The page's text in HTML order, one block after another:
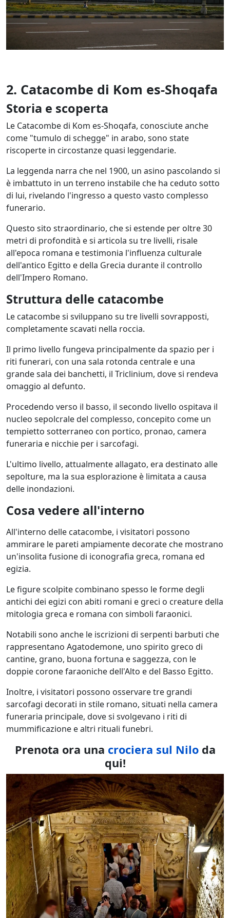
2. Catacombe di Kom es-Shoqafa
Storia e scoperta
Le Catacombe di Kom es-Shoqafa, conosciute anche
come "tumulo di schegge" in arabo, sono state
riscoperte in circostanze quasi leggendarie.
La leggenda narra che nel 1900, un asino pascolando si
è imbattuto in un terreno instabile che ha ceduto sotto
di lui, rivelando l'ingresso a questo vasto complesso
funerario.
Questo sito straordinario, che si estende per oltre 30
metri di profondità e si articola su tre livelli, risale
all'epoca romana e testimonia l'influenza culturale
dell'antico Egitto e della Grecia durante il controllo
dell'Impero Romano.
Struttura delle catacombe
Le catacombe si sviluppano su tre livelli sovrapposti,
completamente scavati nella roccia.
Il primo livello fungeva principalmente da spazio per i
riti funerari, con una sala rotonda centrale e una
grande sala dei banchetti, il Triclinium, dove si rendeva
omaggio al defunto.
Procedendo verso il basso, il secondo livello ospitava il
nucleo sepolcrale del complesso, concepito come un
tempietto sotterraneo con portico, pronao, camera
funeraria e nicchie per i sarcofagi.
L'ultimo livello, attualmente allagato, era destinato alle
sepolture, ma la sua esplorazione è limitata a causa
delle inondazioni.
Cosa vedere all'interno
All'interno delle catacombe, i visitatori possono
ammirare le pareti ampiamente decorate che mostrano
un'insolita fusione di iconografia greca, romana ed
egizia.
Le figure scolpite combinano spesso le forme degli
antichi dei egizi con abiti romani e greci o creature della
mitologia greca e romana con simboli faraonici.
Notabili sono anche le iscrizioni di serpenti barbuti che
rappresentano Agatodemone, uno spirito greco di
cantine, grano, buona fortuna e saggezza, con le
doppie corone faraoniche dell'Alto e del Basso Egitto.
Inoltre, i visitatori possono osservare tre grandi
sarcofagi decorati in stile romano, situati nella camera
funeraria principale, dove si svolgevano i riti di
mummificazione e altri rituali funebri.
Prenota ora una crociera sul Niloda
qui!